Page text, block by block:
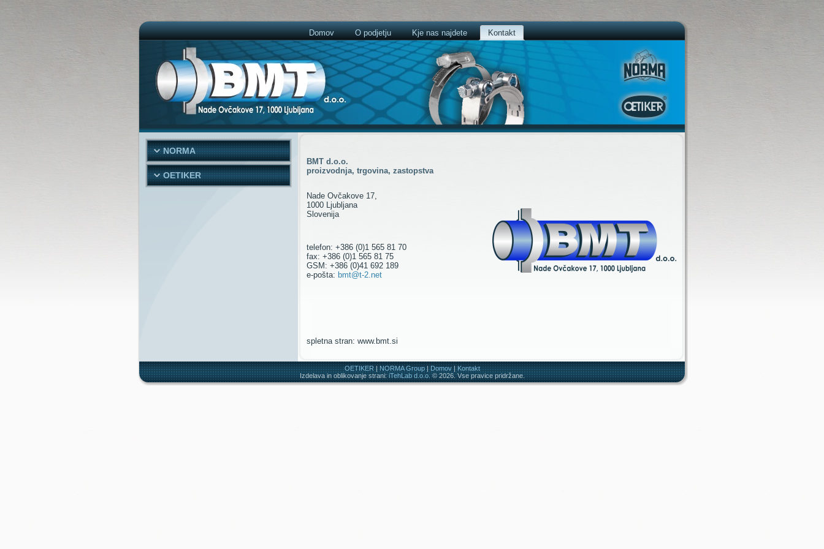
Domov O podjetju Kje nas najdete Kontakt
NORMA
OETIKER
BMT d.o.o.
proizvodnja, trgovina, zastopstva
Nade Ovčakove 17,
1000 Ljubljana
Slovenija
telefon: +386 (0)1 565 81 70
fax: +386 (0)1 565 81 75
GSM: +386 (0)41 692 189
e-pošta: bmt@t-2.net
spletna stran: www.bmt.si
OETIKER|NORMA Group|Domov|Kontakt
Izdelava in oblikovanje strani:iTehLab d.o.o.© 2026. Vse pravice pridržane.